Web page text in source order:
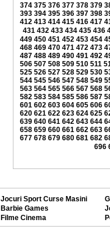
374 375 376 377 378 379
393 394 395 396 397 398
412 413 414 415 416 417
431 432 433 434 435 436
449 450 451 452 453 454
468 469 470 471 472 473
487 488 489 490 491 492
506 507 508 509 510 511
525 526 527 528 529 530
544 545 546 547 548 549
563 564 565 566 567 568
582 583 584 585 586 587
601 602 603 604 605 606
620 621 622 623 624 625
639 640 641 642 643 644
658 659 660 661 662 663
677 678 679 680 681 682
696
Jocuri Sport Curse Masini
Barbie Games
Filme Cinema